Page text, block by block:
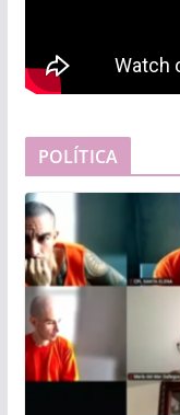
POLÍTICA